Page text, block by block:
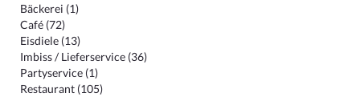
Bäckerei (1)
Café (72)
Eisdiele (13)
Imbiss / Lieferservice (36)
Partyservice (1)
Restaurant (105)